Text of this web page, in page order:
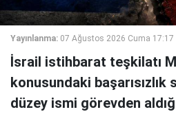
Yayınlanma: 07 Ağustos 2026 Cuma 17:17
İsrail istihbarat teşkilatı
konusundaki
düzey ismi görevden